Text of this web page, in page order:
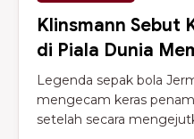
Klinsmann Sebut
di Piala Dunia
Legenda sepak bola
mengecam keras
setelah secara